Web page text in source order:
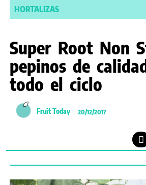
HORTALIZAS
Super Root Non
pepinos de
todo el ciclo
Fruit Today 20/12/2017